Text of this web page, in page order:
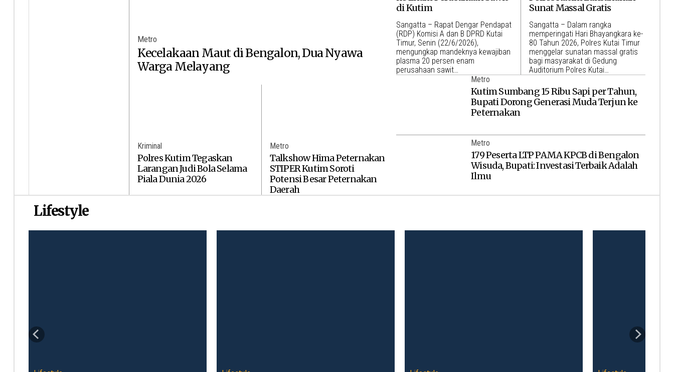
Metro
Kecelakaan Maut di Bengalon, Dua Nyawa
Warga Melayang
di Kutim
Sangatta – Rapat Dengar Pendapat
(RDP) Komisi A dan B DPRD Kutai
Timur, Senin (22/6/2026),
mengungkap mandeknya kewajiban
plasma 20 persen enam
perusahaan sawit…
Sunat Massal Gratis
Sangatta – Dalam rangka
memperingati Hari Bhayangkara ke-
80 Tahun 2026, Polres Kutai Timur
menggelar sunatan massal gratis
bagi masyarakat di Gedung
Auditorium Polres Kutai…
Kriminal
Polres Kutim Tegaskan
Larangan Judi Bola Selama
Piala Dunia 2026
Metro
Talkshow Hima Peternakan
STIPER Kutim Soroti
Potensi Besar Peternakan
Daerah
Metro
Kutim Sumbang 15 Ribu Sapi per Tahun,
Bupati Dorong Generasi Muda Terjun ke
Peternakan
Metro
179 Peserta LTP PAMA KPCB di Bengalon
Wisuda, Bupati: Investasi Terbaik Adalah
Ilmu
Lifestyle